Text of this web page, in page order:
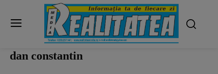
dan constantin